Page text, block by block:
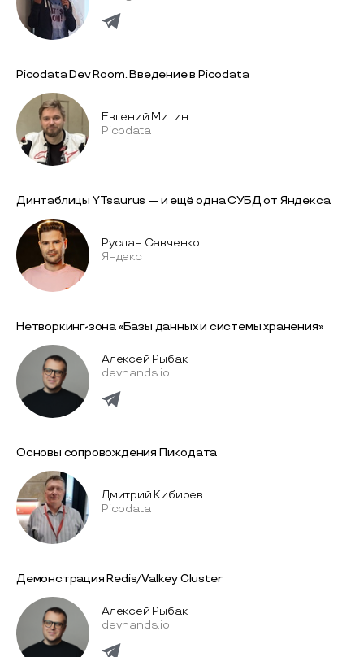
Picodata Dev Room. Введение в Picodata
Евгений Митин
Picodata
Динтаблицы YTsaurus — и ещё одна СУБД от Яндекса
Руслан Савченко
Яндекс
Нетворкинг-зона «Базы данных и системы хранения»
Алексей Рыбак
devhands.io
Основы сопровождения Пикодата
Дмитрий Кибирев
Picodata
Демонстрация Redis/Valkey Cluster
Алексей Рыбак
devhands.io